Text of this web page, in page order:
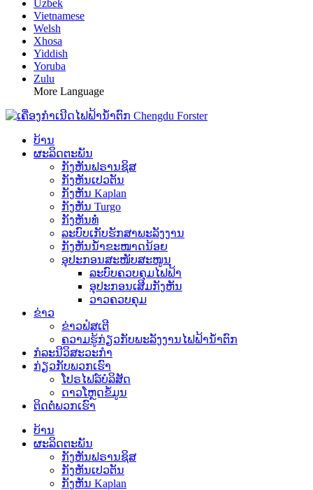
Uzbek
Vietnamese
Welsh
Xhosa
Yiddish
Yoruba
Zulu
More Language
ບ້ານ
ຜະລິດຕະພັນ
ກັງຫັນຟຣານຊິສ
ກັງຫັນເປວຕັນ
ກັງຫັນ Kaplan
ກັງຫັນ Turgo
ກັງຫັນທໍ່
ລະບົບເກັບຮັກສາພະລັງງານ
ກັງຫັນນ້ຳຂະໜາດນ້ອຍ
ອຸປະກອນສະໜັບສະໜູນ
ລະບົບຄວບຄຸມໄຟຟ້າ
ອຸປະກອນເສີມກັງຫັນ
ວາວຄວບຄຸມ
ຂ່າວ
ຂ່າວຟໍສເຕີ
ຄວາມຮູ້ກ່ຽວກັບພະລັງງານໄຟຟ້ານ້ຳຕົກ
ກໍລະນີວິສະວະກຳ
ກ່ຽວກັບພວກເຮົາ
ໂປຣໄຟລ໌ບໍລິສັດ
ດາວໂຫຼດຂໍ້ມູນ
ຕິດຕໍ່ພວກເຮົາ
ບ້ານ
ຜະລິດຕະພັນ
ກັງຫັນຟຣານຊິສ
ກັງຫັນເປວຕັນ
ກັງຫັນ Kaplan